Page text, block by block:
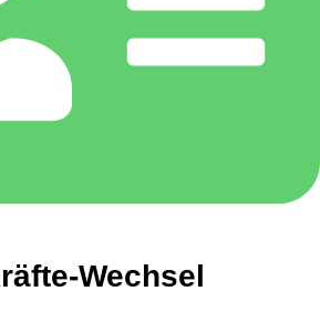
Wechsel